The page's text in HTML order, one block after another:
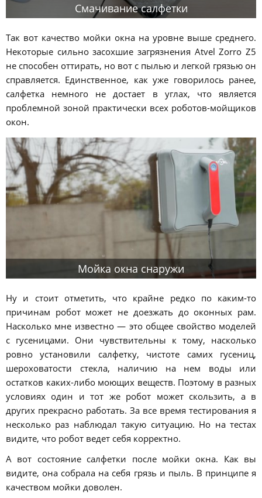
Смачивание салфетки
Так вот качество мойки окна на уровне выше среднего.
Некоторые сильно засохшие загрязнения Atvel Zorro Z5
не способен оттирать, но вот с пылью и легкой грязью он
справляется. Единственное, как уже говорилось ранее,
салфетка немного не достает в углах, что является
проблемной зоной практически всех роботов-мойщиков
окон.
Мойка окна снаружи
Ну и стоит отметить, что крайне редко по каким-то
причинам робот может не доезжать до оконных рам.
Насколько мне известно — это общее свойство моделей
с гусеницами. Они чувствительны к тому, насколько
ровно установили салфетку, чистоте самих гусениц,
шероховатости стекла, наличию на нем воды или
остатков каких-либо моющих веществ. Поэтому в разных
условиях один и тот же робот может скользить, а в
других прекрасно работать. За все время тестирования я
несколько раз наблюдал такую ситуацию. Но на тестах
видите, что робот ведет себя корректно.
А вот состояние салфетки после мойки окна. Как вы
видите, она собрала на себя грязь и пыль. В принципе я
качеством мойки доволен.